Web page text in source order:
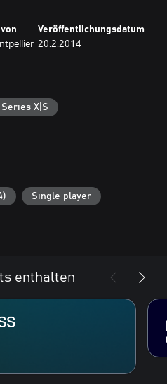
Veröffentlichungsdatum
20.2.2014
Series X|S
Single player
enthalten